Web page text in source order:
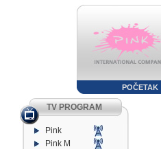
POČETAK
TV PROGRAM
Pink
Pink M